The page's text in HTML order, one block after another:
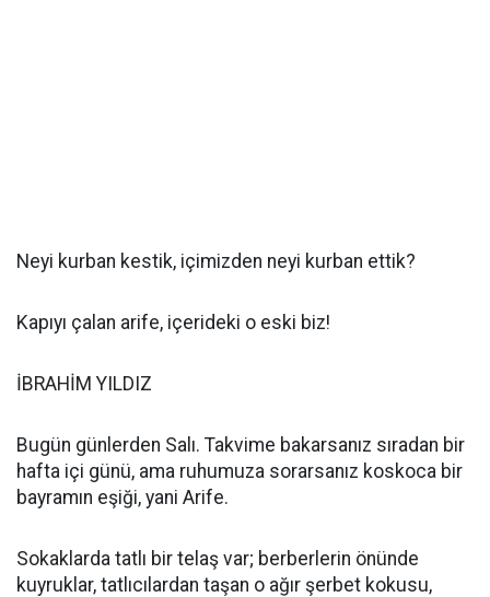
Neyi kurban kestik, içimizden neyi kurban ettik?
Kapıyı çalan arife, içerideki o eski biz!
İBRAHİM YILDIZ
​Bugün günlerden Salı. Takvime bakarsanız sıradan bir
hafta içi günü, ama ruhumuza sorarsanız koskoca bir
bayramın eşiği, yani Arife.
Sokaklarda tatlı bir telaş var; berberlerin önünde
kuyruklar, tatlıcılardan taşan o ağır şerbet kokusu,